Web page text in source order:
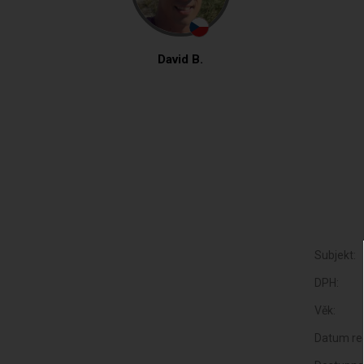
David B.
Subjekt:
DPH:
Věk:
Datum